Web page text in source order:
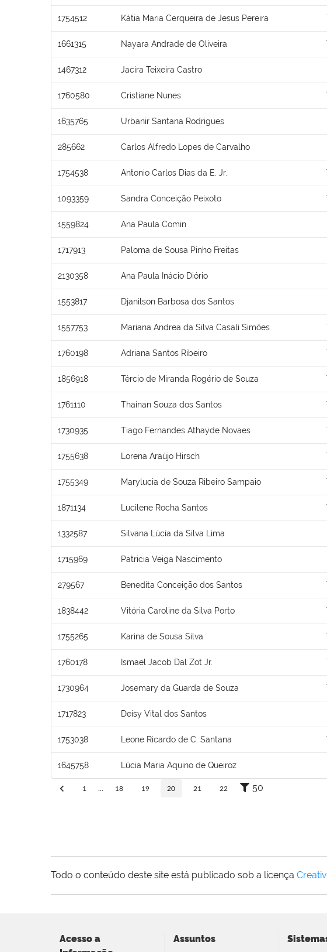
1754512 Kátia Maria Cerqueira de Jesus Pereira
1661315 Nayara Andrade de Oliveira
1467312 Jacira Teixeira Castro
1760580 Cristiane Nunes
1635765 Urbanir Santana Rodrigues
285662 Carlos Alfredo Lopes de Carvalho
1754538 Antonio Carlos Dias da E. Jr.
1093359 Sandra Conceição Peixoto
1559824 Ana Paula Comin
1717913 Paloma de Sousa Pinho Freitas
2130358 Ana Paula Inácio Diório
1553817 Djanilson Barbosa dos Santos
1557753 Mariana Andrea da Silva Casali Simões
1760198 Adriana Santos Ribeiro
1856918 Tércio de Miranda Rogério de Souza
1761110 Thainan Souza dos Santos
1730935 Tiago Fernandes Athayde Novaes
1755638 Lorena Araújo Hirsch
1755349 Marylucia de Souza Ribeiro Sampaio
1871134 Lucilene Rocha Santos
1332587 Silvana Lúcia da Silva Lima
1715969 Patricia Veiga Nascimento
279567 Benedita Conceição dos Santos
1838442 Vitória Caroline da Silva Porto
1755265 Karina de Sousa Silva
1760178 Ismael Jacob Dal Zot Jr.
1730964 Josemary da Guarda de Souza
1717823 Deisy Vital dos Santos
1753038 Leone Ricardo de C. Santana
1645758 Lúcia Maria Aquino de Queiroz
1 18 19 20 21 22 50
Todo o conteúdo deste site está publicado sob a licença
Acesso a
Assuntos